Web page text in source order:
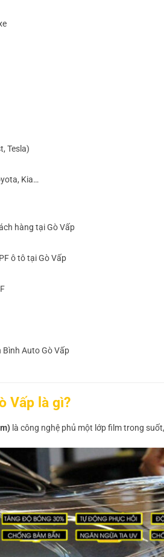
Tesla)
Kia…
hàng tại Gò Vấp
ô tô tại Gò Vấp
Bình Auto Gò Vấp
Vấp là gì?
là công nghệ phủ một lớp film trong